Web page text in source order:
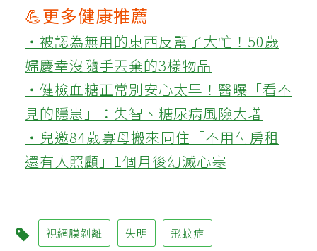
💪更多健康推薦
‧被認為無用的東西反幫了大忙！50歲
婦慶幸沒隨手丟棄的3樣物品
‧健檢血糖正常別安心太早！醫曝「看不
見的隱患」：失智、糖尿病風險大增
‧兒邀84歲寡母搬來同住「不用付房租
還有人照顧」1個月後幻滅心寒
視網膜剝離 失明 飛蚊症